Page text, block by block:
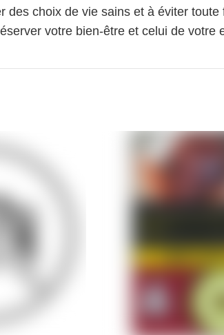
des choix de vie sains et à éviter toute
votre bien-être et celui de votre